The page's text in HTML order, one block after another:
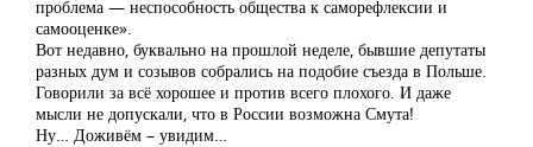
проблема — неспособность общества к саморефлексии и
самооценке».
Вот недавно, буквально на прошлой неделе, бывшие депутаты
разных дум и созывов собрались на подобие съезда в Польше.
Говорили за всё хорошее и против всего плохого. И даже
мысли не допускали, что в России возможна Смута!
Ну… Доживём – увидим…